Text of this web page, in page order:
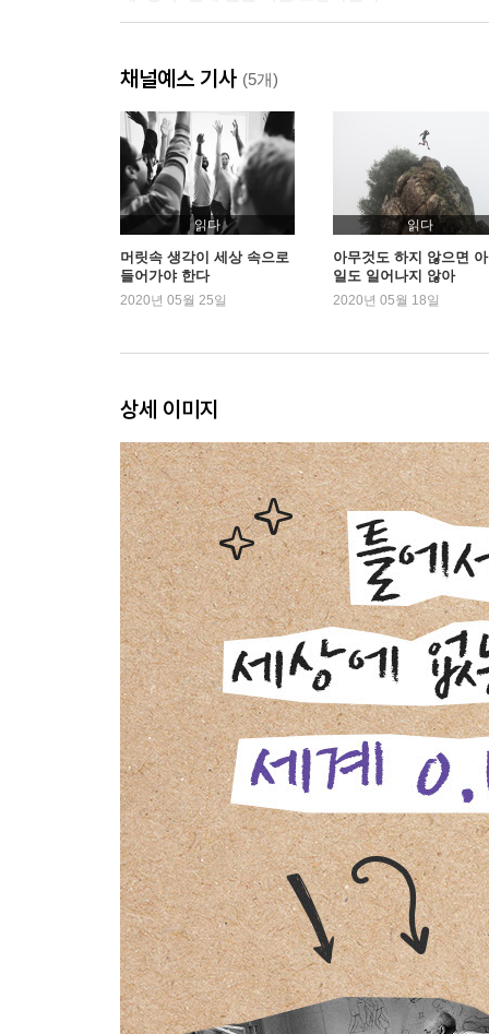
모방의 과정에 배움이 있다
창조의 과정에 모방이 있다
창조의 99퍼센트는 유추다
유추 능력을 기르는 방법
경험은 생각의 나비효과를 일으킨다
제3장 세 번째 질문 나는 몰입하는가
몰입, 집중을 넘어선 완벽한 주의 집중
목표가 있어야 더 깊게 몰입할 수 있다
스스로를 아는 것, 몰입과 창조의 시작
사색의 순간에서 발견되는 아이디어들
제4장 네 번째 질문 나는 실행하는가
모든 생각은 시도해야 완성된다
실험은 실패를 담고 있어야 한다
가장 현명하게 실패하는 방법
창의적 실행을 위한 네 가지 전략
한 번도 해보지 못한 일을 시도하기
일단, 수직을 세워보는 것
제5장 다섯 번째 질문 나는 함께하는가
우리 같이 할까요?
다양한 생각이 가장 새로운 생각을 낳는다
서로 공유할수록 세상은 나아간다
나의 가치를 세상에 보여주기
나오며 나와 일상 속에 창조의 답이 있다
채널예스 기사 (5개)
읽다
머릿속 생각이 세상 속으로
들어가야 한다
2020년 05월 25일
읽다
아무것도 하지 않으면
일도 일어나지 않아
2020년 05월 18일
상세 이미지